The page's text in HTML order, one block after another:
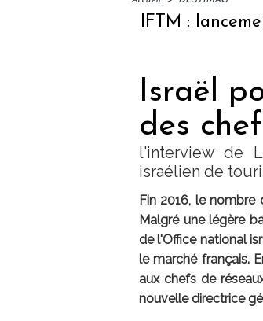
IFTM : lancement
Israël
des
l'interview de
israélien de
Fin 2016, le
Malgré une légère
de l'Office national
le marché français.
aux chefs de
nouvelle directrice